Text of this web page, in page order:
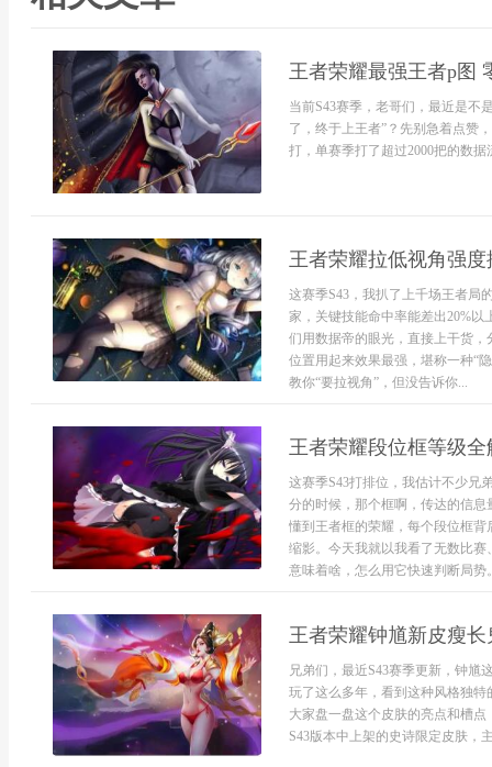
王者荣耀最强王者p图
当前S43赛季，老哥们，最近是不
了，终于上王者”？先别急着点赞
打，单赛季打了超过2000把的数
王者荣耀拉低视角强
这赛季S43，我扒了上千场王者局
家，关键技能命中率能差出20%以
们用数据帝的眼光，直接上干货
位置用起来效果最强，堪称一种“
教你“要拉视角”，但没告诉你...
王者荣耀段位框等级
这赛季S43打排位，我估计不少兄
分的时候，那个框啊，传达的信
懂到王者框的荣耀，每个段位框
缩影。今天我就以我看了无数比
意味着啥，怎么用它快速判断局势
王者荣耀钟馗新皮瘦
兄弟们，最近S43赛季更新，钟馗
玩了这么多年，看到这种风格独
大家盘一盘这个皮肤的亮点和槽
S43版本中上架的史诗限定皮肤，